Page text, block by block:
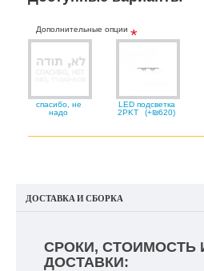
Дополнительные опции
спасибо, не
надо
LED подсветка
2PKT
(+₪620)
ДОСТАВКА И СБОРКА
СРОКИ, СТОИМОСТЬ
ДОСТАВКИ: